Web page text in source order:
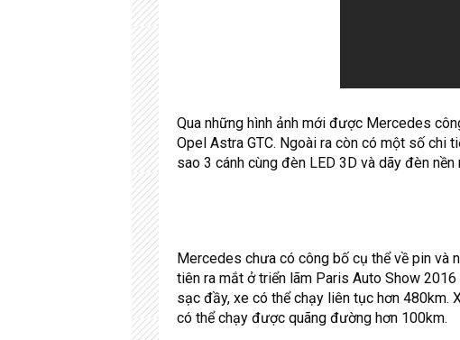
Qua những hình ảnh mới được Mercedes
Opel Astra GTC. Ngoài ra còn có một số
sao 3 cánh cùng đèn LED 3D và dãy đèn
Mercedes chưa có công bố cụ thể về pin và
tiên ra mắt ở triển lãm Paris Auto Show
sạc đầy, xe có thể chạy liên tục hơn 480km.
có thể chạy được quãng đường hơn 100km.